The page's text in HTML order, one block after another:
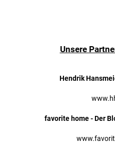
Unsere
Hendrik
favorite home - Der